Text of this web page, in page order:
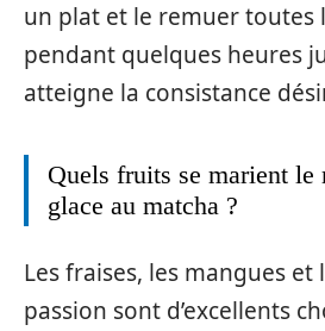
un plat et le remuer toutes
pendant quelques heures
atteigne la consistance
Quels fruits se marient le
glace au matcha ?
Les fraises, les mangues et
passion sont d’excellents